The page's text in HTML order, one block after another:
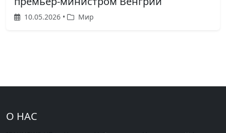
10.05.2026 • Мир
О НАС